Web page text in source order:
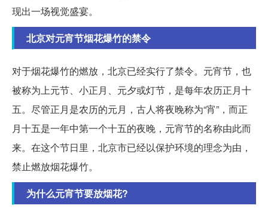
现出一场视觉盛宴。
北京对元宵节烟花爆竹的禁令
对于烟花爆竹的燃放，北京已经实行了禁令。元宵节，也
被称为上元节、小正月、元夕或灯节，是每年农历正月十
五。尽管正月是农历的元月，古人将夜晚称为“宵”，而正
月十五是一年中第一个十五的夜晚，元宵节的名称由此而
来。在这个节日里，北京市已经以保护环境的理念为由，
禁止燃放烟花爆竹。
为什么元宵节要放烟花?